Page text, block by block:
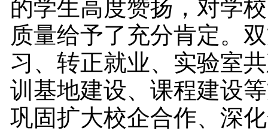
的学生高度赞扬，对学
质量给予了充分肯定。
习、转正就业、实验室
训基地建设、课程建设
巩固扩大校企合作、深